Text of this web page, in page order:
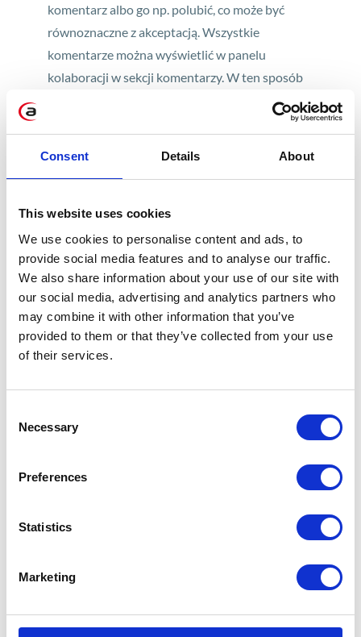
Consent Details About
This website uses cookies
We use cookies to personalise content and ads, to
provide social media features and to analyse our traffic.
We also share information about your use of our site with
our social media, advertising and analytics partners who
may combine it with other information that you’ve
provided to them or that they’ve collected from your use
of their services.
Selection
Necessary
Preferences
Statistics
Marketing
komentarz albo go np. polubić, co może być
równoznaczne z akceptacją. Wszystkie
komentarze można wyświetlić w panelu
kolaboracji w sekcji komentarzy. W ten sposób
można swobodnie wymieniać się informacjami
Udostępnianie story
Udostępnianie story może okazać się przydatną
podejmowanie decyzji, ale nie uczestniczy
niższych szczeblach. Udostępnione story może
dotyczącego zmian w budżecie.
Aby udostępnić story należy przejść do zakładki
File, a następnie wybrać Share. Story można
zespołowi.